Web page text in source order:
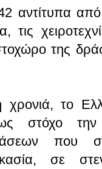
αντίτυπα
τις
της
χρονιά, το
στόχο
που
σε